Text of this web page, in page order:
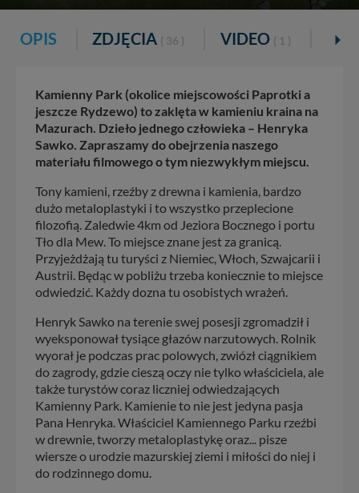
OPIS ZDJĘCIA ( 36 ) VIDEO ( 1 )
Kamienny Park (okolice miejscowości Paprotki a
jeszcze Rydzewo) to zaklęta w kamieniu kraina na
Mazurach. Dzieło jednego człowieka – Henryka
Sawko. Zapraszamy do obejrzenia naszego
materiału filmowego o tym niezwykłym miejscu.
Tony kamieni, rzeźby z drewna i kamienia, bardzo
dużo metaloplastyki i to wszystko przeplecione
filozofią. Zaledwie 4km od Jeziora Bocznego i portu
Tło dla Mew. To miejsce znane jest za granicą.
Przyjeżdżają tu turyści z Niemiec, Włoch, Szwajcarii i
Austrii. Będąc w pobliżu trzeba koniecznie to miejsce
odwiedzić. Każdy dozna tu osobistych wrażeń.
Henryk Sawko na terenie swej posesji zgromadził i
wyeksponował tysiące głazów narzutowych. Rolnik
wyorał je podczas prac polowych, zwiózł ciągnikiem
do zagrody, gdzie cieszą oczy nie tylko właściciela, ale
także turystów coraz liczniej odwiedzających
Kamienny Park. Kamienie to nie jest jedyna pasja
Pana Henryka. Właściciel Kamiennego Parku rzeźbi
w drewnie, tworzy metaloplastykę oraz... pisze
wiersze o urodzie mazurskiej ziemi i miłości do niej i
do rodzinnego domu.